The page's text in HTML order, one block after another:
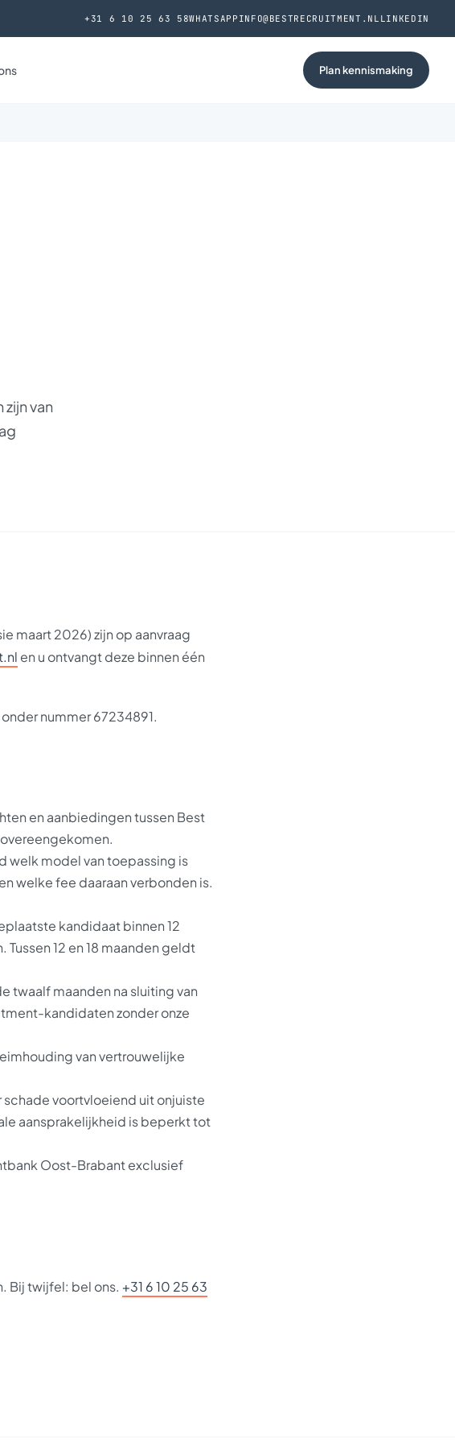
+31 6 10 25 63 58WHATSAPP INFO@BESTRECRUITMENT.NL LINKEDIN
Plan kennismaking
van
maart 2026) zijn op aanvraag
en u ontvangt deze binnen één
nummer 67234891.
en aanbiedingen tussen Best
welk model van toepassing is
welke fee daaraan verbonden is.
kandidaat binnen 12
12 en 18 maanden geldt
twaalf maanden na sluiting van
kandidaten zonder onze
van vertrouwelijke
voortvloeiend uit onjuiste
aansprakelijkheid is beperkt tot
Oost-Brabant exclusief
Bij twijfel: bel ons. +31 6 10 25 63